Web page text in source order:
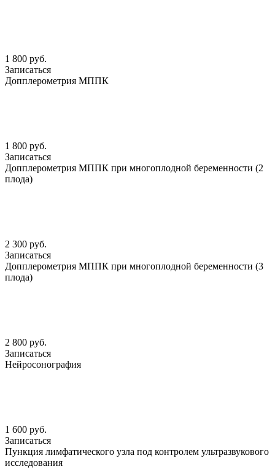
1 800 руб.
Записаться
Допплерометрия МППК
1 800 руб.
Записаться
Допплерометрия МППК при многоплодной беременности (2
плода)
2 300 руб.
Записаться
Допплерометрия МППК при многоплодной беременности (3
плода)
2 800 руб.
Записаться
Нейросонография
1 600 руб.
Записаться
Пункция лимфатического узла под контролем ультразвукового
исследования